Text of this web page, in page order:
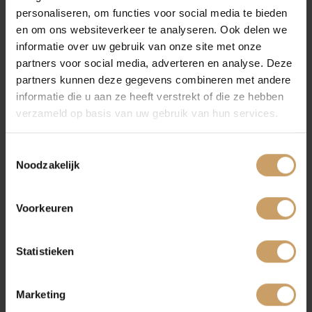
personaliseren, om functies voor social media te bieden
en om ons websiteverkeer te analyseren. Ook delen we
informatie over uw gebruik van onze site met onze
partners voor social media, adverteren en analyse. Deze
partners kunnen deze gegevens combineren met andere
informatie die u aan ze heeft verstrekt of die ze hebben
verzameld op basis van uw gebruik van hun services.
Noodzakelijk
Voorkeuren
Statistieken
Marketing
all-in prijzen zonder addertjes onder het gras.
Is uw auto toe aan onderhoud?Neem dan contact
met ons op, we helpen u graag weer veilig en
vertrouwd op weg!
PAGINA DELEN:
Autoverzekeringen
Verkoop
Auto onderhoud
Over Autobedrijf De Baaij
Contact